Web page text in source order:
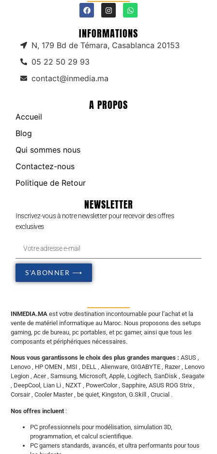
INFORMATIONS
N, 179 Bd de Témara, Casablanca 20153
05 22 50 29 93
contact@inmedia.ma
A PROPOS
Accueil
Blog
Qui sommes nous
Contactez-nous
Politique de Retour
NEWSLETTER
Inscrivez-vous à notre newsletter pour recevoir des offres
exclusives
S'ABONNER ⟶
INMEDIA.MA est votre destination incontournable pour l’achat et la
vente de matériel informatique au Maroc. Nous proposons des setups
gaming, pc de bureau, pc portables, et pc gamer, ainsi que tous les
composants et périphériques nécessaires.
Nous vous garantissons le choix des plus grandes marques : ASUS ,
Lenovo , HP OMEN , MSI , DELL , Alienware, GIGABYTE , Razer , Lenovo
Legion , Acer , Samsung, Microsoft, Apple, Logitech, SanDisk , Seagate
, DeepCool, Lian Li , NZXT , PowerColor , Sapphire, ASUS ROG Strix ,
Corsair , Cooler Master , be quiet, Kingston, G.Skill , Crucial .
Nos offres incluent :
PC professionnels pour modélisation, simulation 3D,
programmation, et calcul scientifique.
PC gamers standards, avancés, et ultra performants pour tous